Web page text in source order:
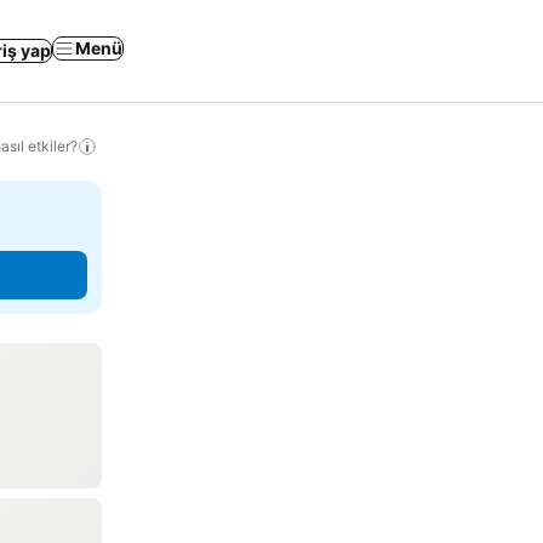
yap Menü
etkiler?